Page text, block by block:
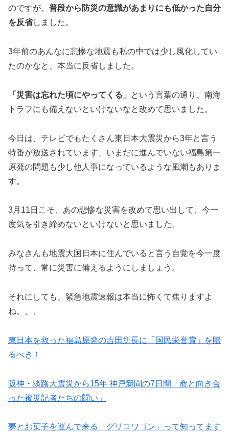
のですが、 普段から防災の意識があまりにも低かった自分
を反省しました。
3年前のあんなに悲惨な地震も私の中では少し風化してい
たのかなと、本当に反省しました。
「災害は忘れた頃にやってくる」
という言葉の通り、南海
トラフにも備えないといけないなと改めて思いました。
今日は、テレビでもたくさん東日本大震災から3年と言う
特番が放送されています、いまだに進んでいない福島第一
原発の問題も少し他人事になっているような風潮もありま
す。
3月11日こそ、あの悲惨な災害を改めて思い出して、今一
度気を引き締めないといけないと思いました。
みなさんも地震大国日本に住んでいると言う自覚を今一度
持って、常に災害に備えるようにしましょう。
それにしても、緊急地震速報は本当に怖くて焦りますよ
ね、、、
東日本を救った福島原発の吉田所長に「国民栄誉賞」を贈
るべき！
阪神・淡路大震災から15年 神戸新聞の7日間「命と向き合
った被災記者たちの闘い」
夢とお菓子を運んで来る「グリコワゴン」って知ってます